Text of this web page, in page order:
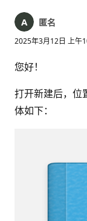
匿名
2025年3月12日 上午
您好！
打开新建后，位
体如下：